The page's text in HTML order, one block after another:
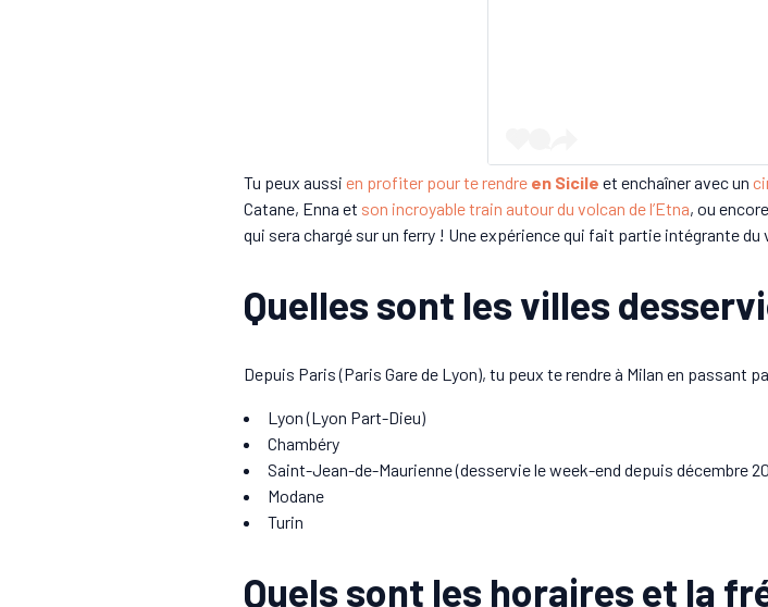
Tu peux aussi en profiter pour te rendre en Sicile et enchaîner avec un
Catane, Enna et son incroyable train autour du volcan de l’Etna, ou
qui sera chargé sur un ferry ! Une expérience qui fait partie intégrante du
Quelles sont les villes
Depuis Paris (Paris Gare de Lyon), tu peux te rendre à Milan en passant
Lyon (Lyon Part-Dieu)
Chambéry
Saint-Jean-de-Maurienne (desservie le week-end depuis décembre
Modane
Turin
Quels sont les horaires et la